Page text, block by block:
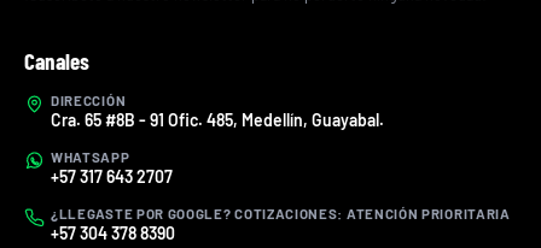
Canales
DIRECCIÓN
Cra. 65 #8B - 91 Ofic. 485, Medellín, Guayabal.
WHATSAPP
+57 317 643 2707
¿LLEGASTE POR GOOGLE? COTIZACIONES: ATENCIÓN PRIORITARIA
+57 304 378 8390